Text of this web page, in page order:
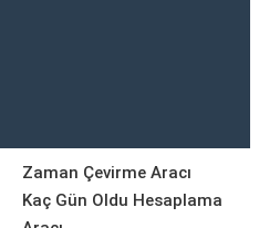
Zaman Çevirme Aracı
Kaç Gün Oldu Hesaplama